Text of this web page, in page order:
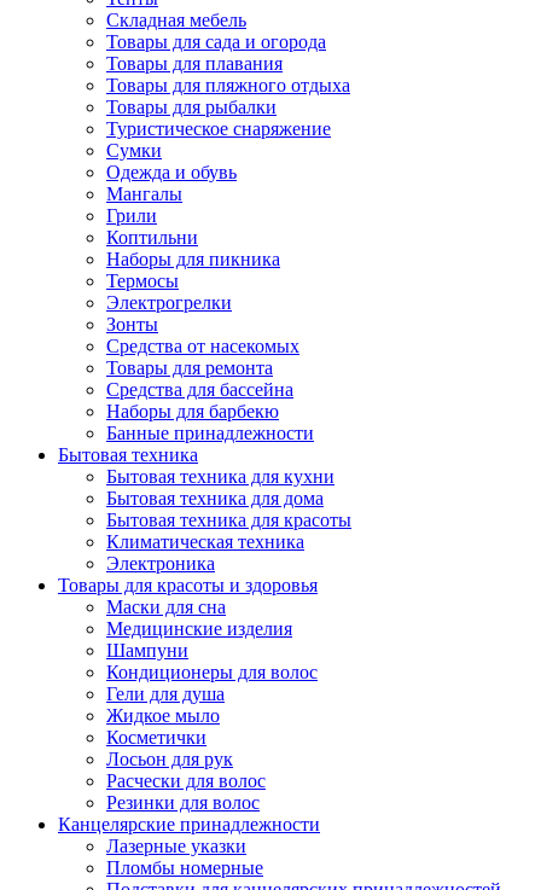
Складная мебель
Товары для сада и огорода
Товары для плавания
Товары для пляжного отдыха
Товары для рыбалки
Туристическое снаряжение
Сумки
Одежда и обувь
Мангалы
Грили
Коптильни
Наборы для пикника
Термосы
Электрогрелки
Зонты
Средства от насекомых
Товары для ремонта
Средства для бассейна
Наборы для барбекю
Банные принадлежности
Бытовая техника
Бытовая техника для кухни
Бытовая техника для дома
Бытовая техника для красоты
Климатическая техника
Электроника
Товары для красоты и здоровья
Маски для сна
Медицинские изделия
Шампуни
Кондиционеры для волос
Гели для душа
Жидкое мыло
Косметички
Лосьон для рук
Расчески для волос
Резинки для волос
Канцелярские принадлежности
Лазерные указки
Пломбы номерные